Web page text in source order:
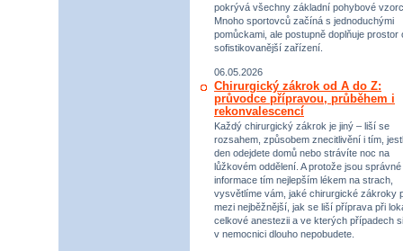
pokrývá všechny základní pohybové
Mnoho sportovců začíná s jednoduchými
pomůckami, ale postupně doplňuje prostor
sofistikovanější zařízení.
06.05.2026
Chirurgický zákrok od A do Z:
průvodce přípravou, průběhem i
rekonvalescencí
Každý chirurgický zákrok je jiný – liší se
rozsahem, způsobem znecitlivění i tím,
den odejdete domů nebo strávíte noc na
lůžkovém oddělení. A protože jsou správné
informace tím nejlepším lékem na strach,
vysvětlíme vám, jaké chirurgické zákroky
mezi nejběžnější, jak se liší příprava při
celkové anestezii a ve kterých případech si
v nemocnici dlouho nepobudete.